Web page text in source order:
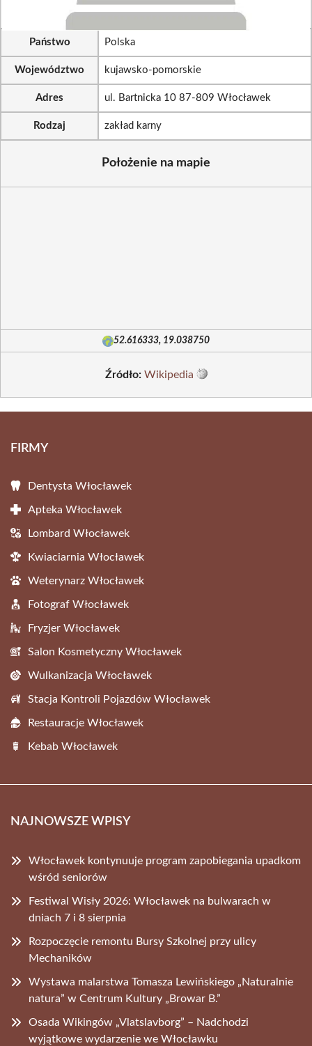
Państwo Polska
Województwo kujawsko-pomorskie
Adres ul. Bartnicka 10 87-809 Włocławek
Rodzaj zakład karny
Położenie na mapie
52.616333, 19.038750
Źródło: Wikipedia
FIRMY
Dentysta Włocławek
Apteka Włocławek
Lombard Włocławek
Kwiaciarnia Włocławek
Weterynarz Włocławek
Fotograf Włocławek
Fryzjer Włocławek
Salon Kosmetyczny Włocławek
Wulkanizacja Włocławek
Stacja Kontroli Pojazdów Włocławek
Restauracje Włocławek
Kebab Włocławek
NAJNOWSZE WPISY
Włocławek kontynuuje program zapobiegania upadkom
wśród seniorów
Festiwal Wisły 2026: Włocławek na bulwarach w
dniach 7 i 8 sierpnia
Rozpoczęcie remontu Bursy Szkolnej przy ulicy
Mechaników
Wystawa malarstwa Tomasza Lewińskiego „Naturalnie
natura” w Centrum Kultury „Browar B.”
Osada Wikingów „Vlatslavborg” – Nadchodzi
wyjątkowe wydarzenie we Włocławku